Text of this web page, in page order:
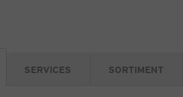
SERVICES SORTIMENT